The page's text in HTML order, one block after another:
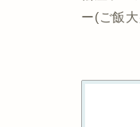
ー(ご飯